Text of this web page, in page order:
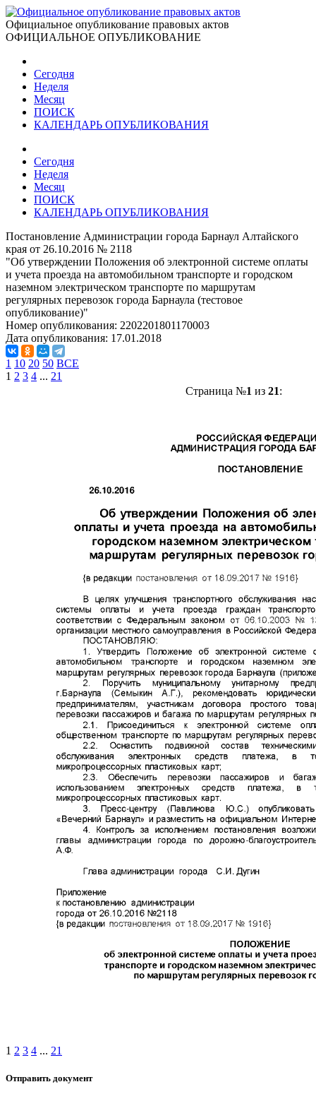
Официальное опубликование правовых актов
ОФИЦИАЛЬНОЕ ОПУБЛИКОВАНИЕ
Сегодня
Неделя
Месяц
ПОИСК
КАЛЕНДАРЬ ОПУБЛИКОВАНИЯ
Сегодня
Неделя
Месяц
ПОИСК
КАЛЕНДАРЬ ОПУБЛИКОВАНИЯ
Постановление Администрации города Барнаул Алтайского
края от 26.10.2016 № 2118
"Об утверждении Положения об электронной системе оплаты
и учета проезда на автомобильном транспорте и городском
наземном электрическом транспорте по маршрутам
регулярных перевозок города Барнаула (тестовое
опубликование)"
Номер опубликования: 2202201801170003
Дата опубликования: 17.01.2018
1 10 20 50 ВСЕ
1 2 3 4 ... 21
Страница №1 из 21:
1 2 3 4 ... 21
Отправить документ